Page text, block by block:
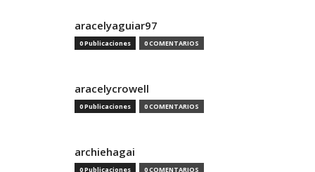
aracelyaguiar97
0 Publicaciones 0 COMENTARIOS
aracelycrowell
0 Publicaciones 0 COMENTARIOS
archiehagai
0 Publicaciones 0 COMENTARIOS